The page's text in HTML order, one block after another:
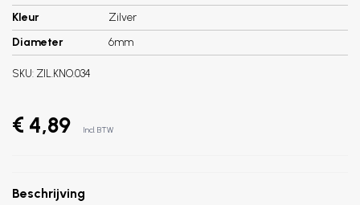
Kleur
Zilver
Diameter
6mm
SKU: ZIL.KNO.034
€ 4,89 Incl. BTW
Beschrijving